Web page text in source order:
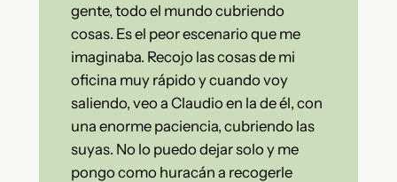
gente, todo el mundo cubriendo
cosas. Es el peor escenario que me
imaginaba. Recojo las cosas de mi
oficina muy rápido y cuando voy
saliendo, veo a Claudio en la de él, con
una enorme paciencia, cubriendo las
suyas. No lo puedo dejar solo y me
pongo como huracán a recogerle